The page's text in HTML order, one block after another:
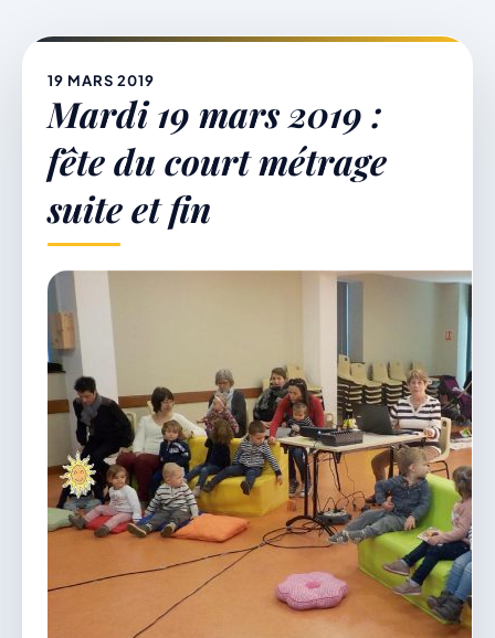
Mairie & Vie municipale
Démarches & Vie pratique
Vie locale & Associations
Découvrir la commune
DIMANCHE 9 AOÛT 2026
Secrétariat ouvert
Lundi, mardi, jeudi, vendredi de 8h30 à 12h et
après-midi sur rendez-vous. Samedi sur rendez-
19 MARS 2019
Mardi 19 mars 2019 :
fête du court métrage
suite et fin